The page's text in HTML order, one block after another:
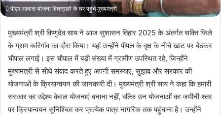
पीएम आवास योजना हितग्राही के घर पहुंचे मुख्यमंत्री
मुख्यमंत्री श्री विष्णुदेव साय ने आज सुशासन तिहार 2025 के अंतर्गत सक्ति जिले
के ग्राम करिगांव का दौरा किया। यहां उन्होंने पीपल के वृक्ष के नीचे खाट पर बैठकर
चौपाल लगाई। इस चौपाल में बड़ी संख्या में ग्रामीण उपस्थित रहे, जिन्होंने
मुख्यमंत्री से सीधे संवाद करते हुए अपनी समस्याएं, सुझाव और सरकार की
योजनाओं के क्रियान्वयन की जानकारी दी। मुख्यमंत्री श्री साय ने कहा कि हमारी
सरकार का उद्देश्य केवल योजनाएं बनाना नहीं, बल्कि उन योजनाओं का जमीनी स्तर
पर क्रियान्वयन सुनिश्चित कर प्रत्येक पात्र नागरिक तक पहुंचाना है। उन्होंने